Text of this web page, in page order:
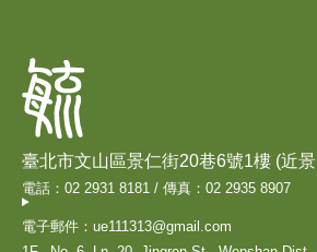
臺北市文山區景仁街20巷6號1樓 (近
電話：02 2931 8181 / 傳真：02 2935 8907
電子郵件：ue111313@gmail.com